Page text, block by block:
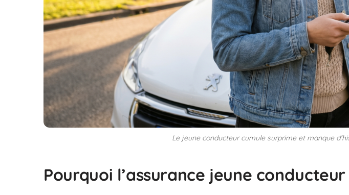
Le jeune conducteur cumule surprime et manque
Pourquoi l’assurance jeune